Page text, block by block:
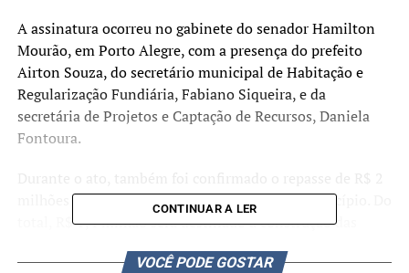
A assinatura ocorreu no gabinete do senadorHamilton
Mourão, emPorto Alegre, com a presença do prefeito
Airton Souza, do secretário municipal de Habitação e
Regularização Fundiária, Fabiano Siqueira, e da
secretária de Projetos e Captação de Recursos, Daniela
Fontoura.
milhões em emendas parlamentares para o município. Do
total, R$ 1,4 milhão será destinado à construção das
CONTINUAR A LER
VOCÊ PODE GOSTAR